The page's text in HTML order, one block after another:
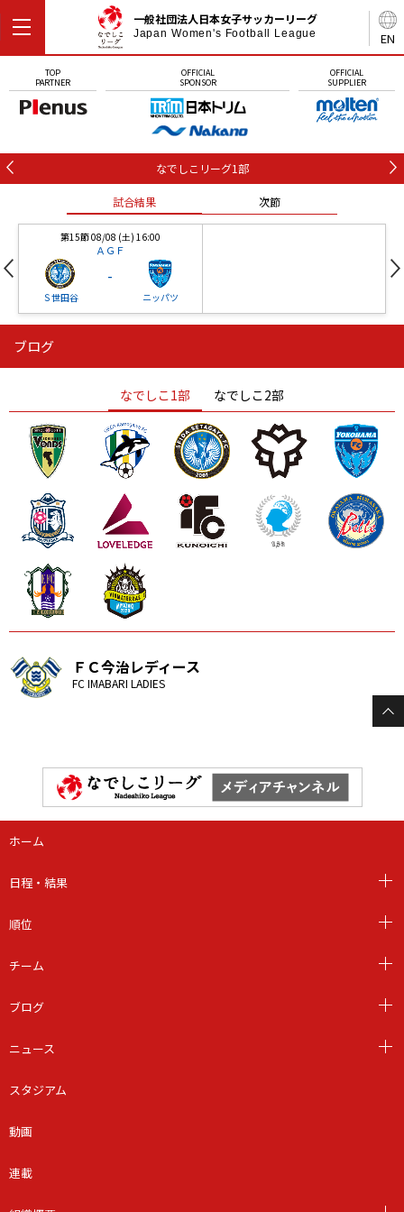
EN
一般社団法人日本女子サッカーリーグ
Japan Women's Football League
TOP
PARTNER
OFFICIAL
SPONSOR
OFFICIAL
SUPPLIER
なでしこリーグ1部
試合結果 次節
第15節 08/08 (土) 16:00
ＡＧＦ
Ｓ世田谷
-
ニッパツ
ニッパツ
ニッパツ 名古屋
石人の星
静岡 愛媛Ｌ
ブログ
なでしこ1部 なでしこ2部
ＦＣ今治レディース
FC IMABARI LADIES
ホーム
日程・結果
順位
チーム
ブログ
ニュース
スタジアム
動画
連載